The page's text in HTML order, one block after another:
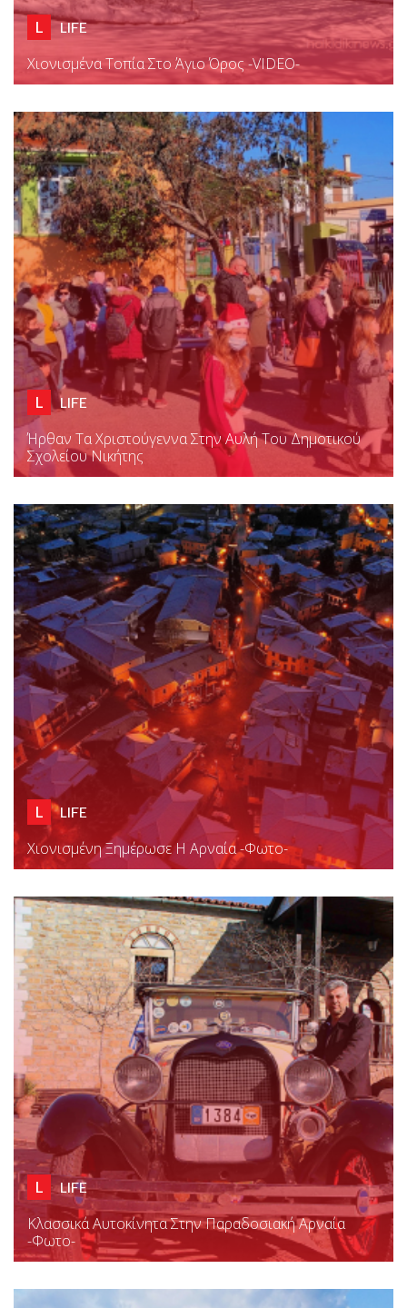
L LIFE
Χιονισμένα Τοπία Στο Άγιο Όρος -VIDEO-
L LIFE
Ήρθαν Τα Χριστούγεννα Στην Αυλή Του Δημοτικού
Σχολείου Νικήτης
L LIFE
Χιονισμένη Ξημέρωσε Η Αρναία -φωτο-
L LIFE
Κλασσικά Αυτοκίνητα Στην Παραδοσιακή Αρναία
-φωτο-